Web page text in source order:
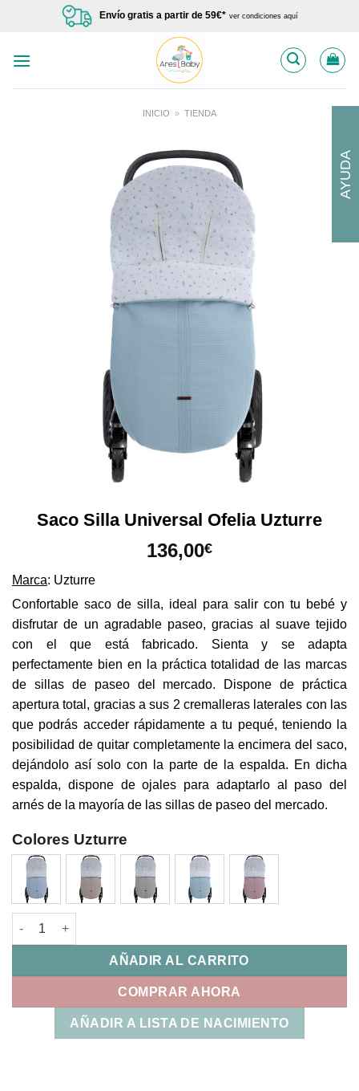
Envío gratis a partir de 59€* ver condiciones aquí
INICIO » TIENDA
Saco Silla Universal Ofelia Uzturre
136,00€
Marca: Uzturre
Confortable saco de silla, ideal para salir con tu bebé y
disfrutar de un agradable paseo, gracias al suave tejido
con el que está fabricado. Sienta y se adapta
perfectamente bien en la práctica totalidad de las marcas
de sillas de paseo del mercado. Dispone de práctica
apertura total, gracias a sus 2 cremalleras laterales con las
que podrás acceder rápidamente a tu pequé, teniendo la
posibilidad de quitar completamente la encimera del saco,
dejándolo así solo con la parte de la espalda. En dicha
espalda, dispone de ojales para adaptarlo al paso del
arnés de la mayoría de las sillas de paseo del mercado.
Colores Uzturre
Saco Silla Universal Ofelia Uzturre cantidad
AÑADIR AL CARRITO
COMPRAR AHORA
AÑADIR A LISTA DE NACIMIENTO
AYUDA